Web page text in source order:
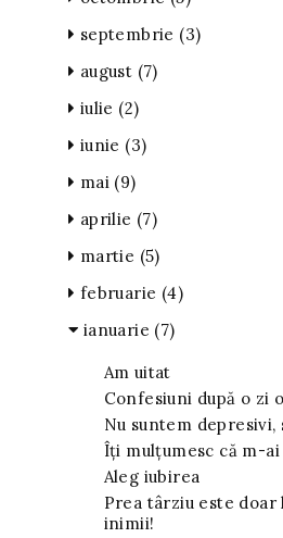
septembrie (3)
august (7)
iulie (2)
iunie (3)
mai (9)
aprilie (7)
martie (5)
februarie (4)
ianuarie (7)
Am uitat
Confesiuni după o zi
Nu suntem
Îți mulțumesc că m-
Aleg iubirea
Prea târziu este doar
inimii!